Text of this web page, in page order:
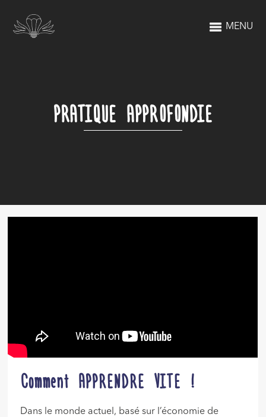
MENU
PRATIQUE APPROFONDIE
Comment APPRENDRE VITE !
Dans le monde actuel, basé sur l’économie de